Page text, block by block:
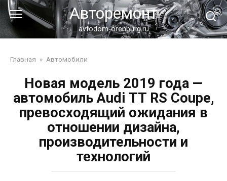
Перейти
к
контенту
Авторемонт
avtodom-orenburg.ru
Главная » Автомобили
Новая модель 2019 года —
автомобиль Audi TT RS Coupe,
превосходящий ожидания в
отношении дизайна,
производительности и
технологий